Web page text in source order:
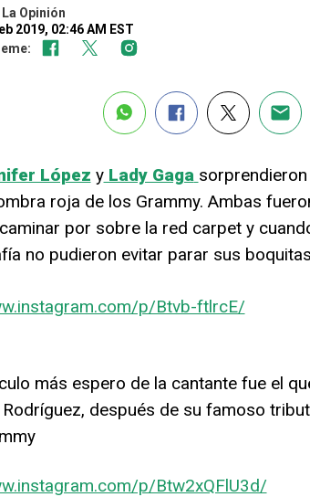
La Opinión
2019, 02:46 AM EST
López yLady Gaga
roja de los Grammy. Ambas
por sobre la red carpet y
no pudieron evitar parar sus
p/Btvb-ftlrcE/
más espero de la cantante fue el
Rodríguez, después de su famoso
p/Btw2xQFlU3d/